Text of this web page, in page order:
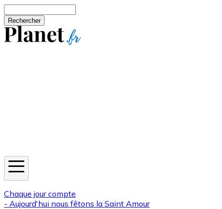
Chaque jour compte
- Aujourd'hui nous fêtons la Saint Amour